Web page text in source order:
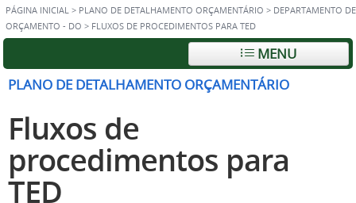
PÁGINA INICIAL > PLANO DE DETALHAMENTO ORÇAMENTÁRIO > DEPARTAMENTO DE
ORÇAMENTO - DO > FLUXOS DE PROCEDIMENTOS PARA TED
MENU
PLANO DE DETALHAMENTO ORÇAMENTÁRIO
Fluxos de
procedimentos para
TED